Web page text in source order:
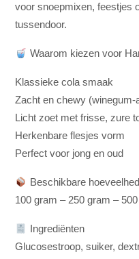
voor snoepmixen, feestjes
tussendoor.
Waarom kiezen voor
Klassieke cola smaak
Zacht en chewy (winegum-
Licht zoet met frisse, zure
Herkenbare flesjes vorm
Perfect voor jong en oud
Beschikbare
100 gram – 250 gram –
Ingrediënten
Glucosestroop, suiker,